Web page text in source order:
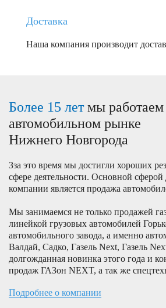
Доставка
Наша компания производит
Более 15 летмы работаем
автомобильном рынке
Нижнего Новгорода
Зза это время мы достигли хороших
сфере деятельности. Основной сферой
компании является продажа
Мы занимаемся не только продажей
линейкой грузовых автомобилей
автомобильного завода, а именно
Валдай, Садко, Газель Next, Газель
долгожданная новинка этого года и
продаж ГАЗон NEXT, а так же
Подробнее о компании